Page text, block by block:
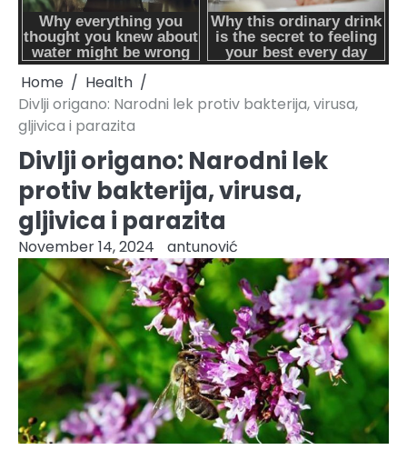
Home
Health
Divlji origano: Narodni lek protiv bakterija, virusa,
gljivica i parazita
Divlji origano: Narodni lek
protiv bakterija, virusa,
gljivica i parazita
November 14, 2024 antunović